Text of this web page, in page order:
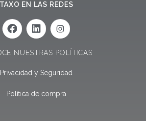
TAXO EN LAS REDES
F
a
e
o
k
L
i
k
d
n
NUESTRAS POLÍTICAS
Privacidad y Seguridad
Política de compra